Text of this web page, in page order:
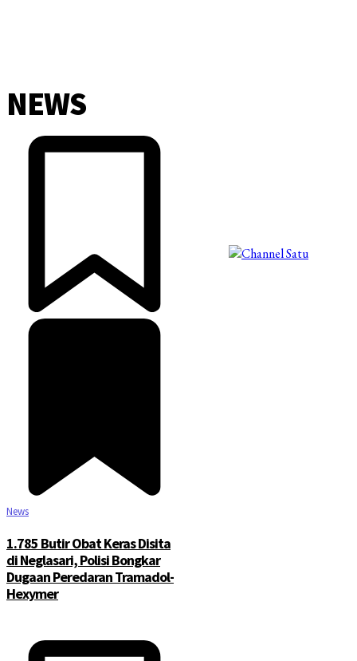
NEWS
News
1.785 Butir Obat Keras Disita
di Neglasari, Polisi Bongkar
Dugaan Peredaran Tramadol-
Hexymer